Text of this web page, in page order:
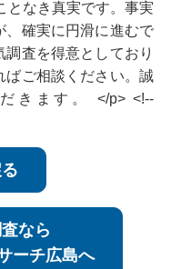
となき真実です。事実
、確実に円滑に進むで
査を得意としており
ばご相談ください。誠
きます。 </p> <!--
なら
ーチ広島へ